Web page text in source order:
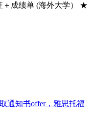
＋成绩单 (海外大学） ★